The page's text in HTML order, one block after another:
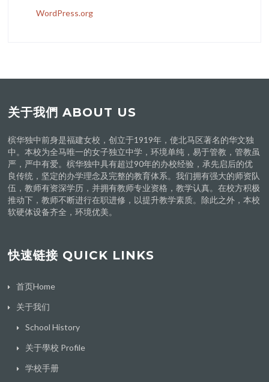
WordPress.org
关于我們 ABOUT US
槟华独中前身是福建女校，创立于1919年，使北马区著名的华文独
中。本校为全马唯一的女子独立中学，环境单纯，易于管教，管教虽
严，严中有爱。槟华独中具有超过90年的办校经验，承先启后的优
良传统，坚定的办学理念及完整的教育体系。我们拥有强大的师资队
伍，教师有资深学历，并拥有教师专业资格，教学认真。在校方积极
推动下，教师不断进行在职进修，以提升教学素质。除此之外，本校
软硬体设备齐全，环境优美。
快速链接 QUICK LINKS
首页Home
关于我们
School History
关于學校 Profile
学校手册